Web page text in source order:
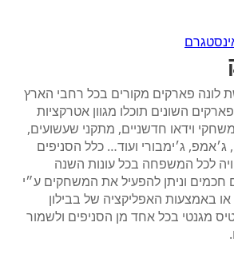
לונה פארקים מקורים בכל רחבי הארץ
השונים תוכלו מגוון אטרקציות
וידאו חדשניים, מתקני שעשועים,
ג׳אמפ, ג׳ימבורי ועוד… כלל הסניפים
לכל המשפחה בכל עונות השנה
וניתן להפעיל את המשחקים ע״י
באמצעות האפליקציה של בבילון
מגנטי בכל אחד מן הסניפים ולשמור